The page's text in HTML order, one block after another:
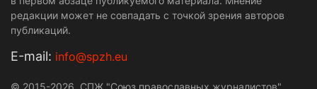
редакции может не совпадать с точкой зрения авторов
публикаций.
Е-mail: info@spzh.eu